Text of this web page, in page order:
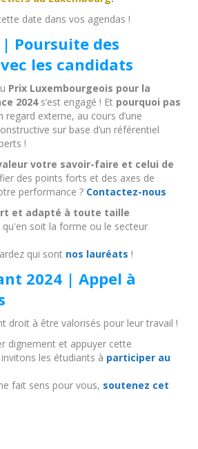
date dans vos agendas !
| Poursuite des
les candidats
Prix Luxembourgeois pour la
2024s’est engagé ! Et pourquoi pas
regard externe, au cours d’une
sur base d’un référentiel
!
votre savoir-faire et celui de
des points forts et des axes de
performance ? Contactez-nous
et adapté à toute taille
qu'en soit la forme ou le secteur
qui sont nos lauréats !
2024 | Appel à
droit à être valorisés pour leur travail !
dignement et appuyer cette
les étudiants à participer au
fait sens pour vous, soutenez cet